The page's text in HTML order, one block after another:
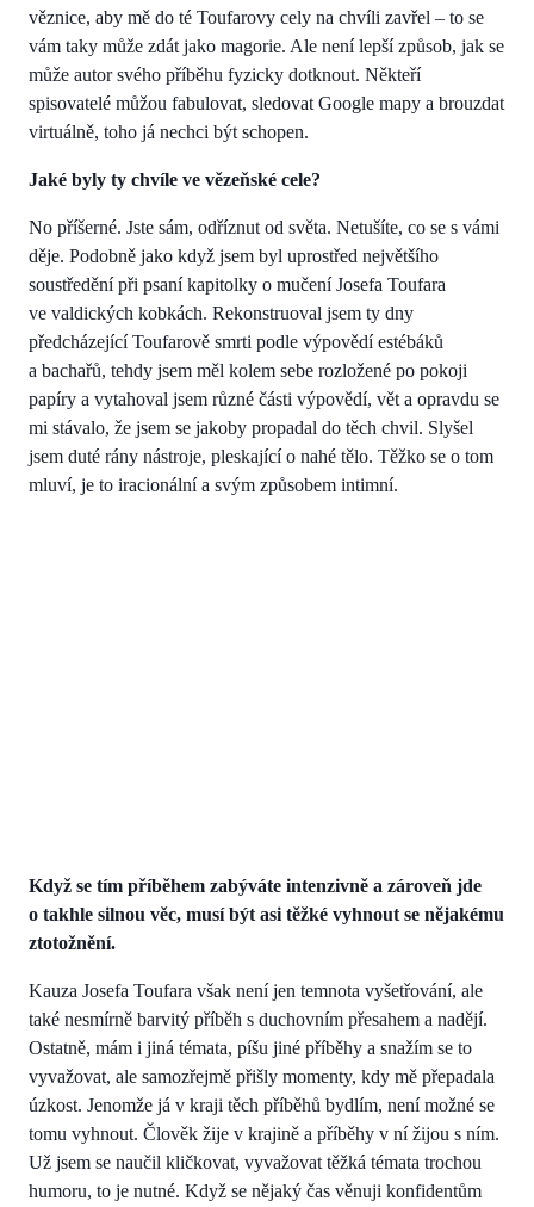
věznice, aby mě do té Toufarovy cely na chvíli zavřel – to se
vám taky může zdát jako magorie. Ale není lepší způsob, jak se
může autor svého příběhu fyzicky dotknout. Někteří
spisovatelé můžou fabulovat, sledovat Google mapy a brouzdat
virtuálně, toho já nechci být schopen.
Jaké byly ty chvíle ve vězeňské cele?
No příšerné. Jste sám, odříznut od světa. Netušíte, co se s vámi
děje. Podobně jako když jsem byl uprostřed největšího
soustředění při psaní kapitolky o mučení Josefa Toufara
ve valdických kobkách. Rekonstruoval jsem ty dny
předcházející Toufarově smrti podle výpovědí estébáků
a bachařů, tehdy jsem měl kolem sebe rozložené po pokoji
papíry a vytahoval jsem různé části výpovědí, vět a opravdu se
mi stávalo, že jsem se jakoby propadal do těch chvil. Slyšel
jsem duté rány nástroje, pleskající o nahé tělo. Těžko se o tom
mluví, je to iracionální a svým způsobem intimní.
Když se tím příběhem zabýváte intenzivně a zároveň jde
o takhle silnou věc, musí být asi těžké vyhnout se nějakému
ztotožnění.
Kauza Josefa Toufara však není jen temnota vyšetřování, ale
také nesmírně barvitý příběh s duchovním přesahem a nadějí.
Ostatně, mám i jiná témata, píšu jiné příběhy a snažím se to
vyvažovat, ale samozřejmě přišly momenty, kdy mě přepadala
úzkost. Jenomže já v kraji těch příběhů bydlím, není možné se
tomu vyhnout. Člověk žije v krajině a příběhy v ní žijou s ním.
Už jsem se naučil kličkovat, vyvažovat těžká témata trochou
humoru, to je nutné. Když se nějaký čas věnuji konfidentům